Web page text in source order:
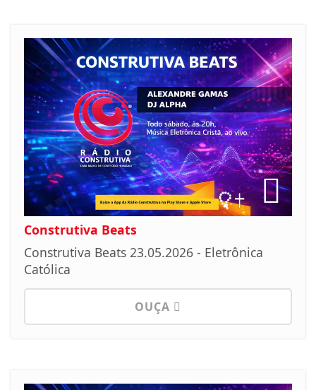
Construtiva Beats
Construtiva Beats 23.05.2026 - Eletrônica
Católica
OUÇA